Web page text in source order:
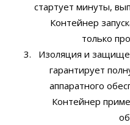
стартует минуты,
Контейнер
только
Изоляция и
гарантирует
аппаратного
Контейнер